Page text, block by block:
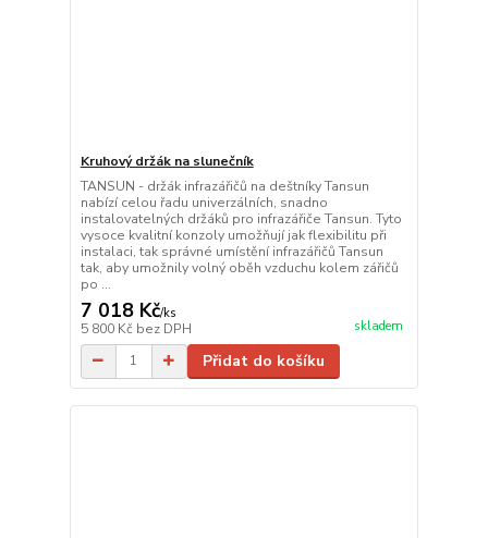
Kruhový držák na slunečník
TANSUN - držák infrazářičů na deštníky Tansun
nabízí celou řadu univerzálních, snadno
instalovatelných držáků pro infrazářiče Tansun. Tyto
vysoce kvalitní konzoly umožňují jak flexibilitu při
instalaci, tak správné umístění infrazářičů Tansun
tak, aby umožnily volný oběh vzduchu kolem zářičů
po ...
7 018 Kč/ks
5 800 Kč bez DPH skladem
Přidat do košíku